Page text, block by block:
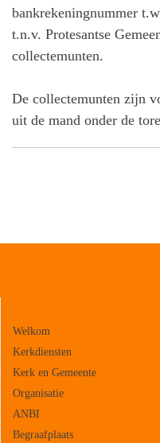
bankrekeningnummer
t.n.v. Protesantse
collectemunten.
De collectemunten zijn
uit de mand onder de
Welkom
Kerkdiensten
Kerk en Gemeente
Organisatie
ANBI
Begraafplaats